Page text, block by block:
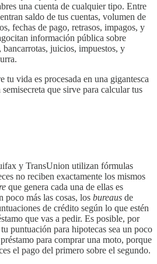
una cuenta de cualquier tipo. Entre
saldo de tus cuentas, volumen de
fechas de pago, retrasos, impagos, y
información pública sobre
juicios, impuestos, y
tu vida es procesada en una gigantesca
que sirve para calcular tus
y TransUnion utilizan fórmulas
no reciben exactamente los mismos
que genera cada una de ellas es
poco más las cosas, los bureaus de
de crédito según lo que estén
que vas a pedir. Es posible, por
puntuación para hipotecas sea un poco
para comprar una moto, porque
el pago del primero sobre el segundo.